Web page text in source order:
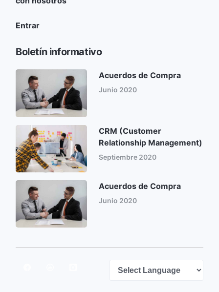
Entrar
Boletín informativo
Acuerdos de Compra
Junio 2020
CRM (Customer
Relationship Management)
Septiembre 2020
Acuerdos de Compra
Junio 2020